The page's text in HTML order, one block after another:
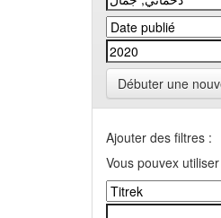
Débuter une
Ajouter des filtres :
Vous pouvex